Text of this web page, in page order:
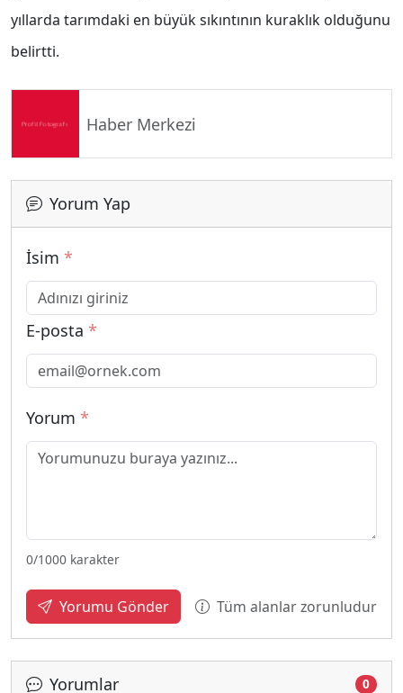
yıllarda tarımdaki en büyük sıkıntının kuraklık olduğunu
belirtti.
Haber Merkezi
Yorum Yap
İsim *
E-posta *
Yorum *
0/1000 karakter
Yorumu Gönder Tüm alanlar zorunludur
Yorumlar 0